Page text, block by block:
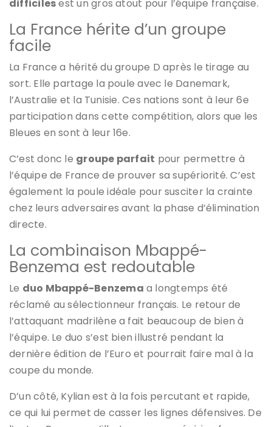
difficilesest un gros atout pour l’équipe française.
La France hérite d’un groupe
facile
La France a hérité du groupe D après le tirage au
sort. Elle partage la poule avec le Danemark,
l’Australie et la Tunisie. Ces nations sont à leur 6e
participation dans cette compétition, alors que les
Bleues en sont à leur 16e.
C’est donc le groupe parfait pour permettre à
l’équipe de France de prouver sa supériorité. C’est
également la poule idéale pour susciter la crainte
chez leurs adversaires avant la phase d’élimination
directe.
La combinaison Mbappé-
Benzema est redoutable
Le duo Mbappé-Benzema a longtemps été
réclamé au sélectionneur français. Le retour de
l’attaquant madrilène a fait beaucoup de bien à
l’équipe. Le duo s’est bien illustré pendant la
dernière édition de l’Euro et pourrait faire mal à la
coupe du monde.
D’un côté, Kylian est à la fois percutant et rapide,
ce qui lui permet de casser les lignes défensives. De